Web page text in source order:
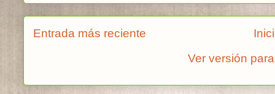
Entrada más reciente
Ver versión